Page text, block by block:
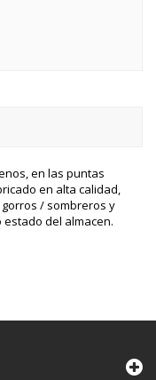
en las puntas
en alta calidad,
/ sombreros y
del almacen.